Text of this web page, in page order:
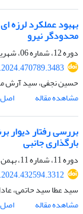
بهبود عملکرد لرزه
محدودگر نیرو
دوره 12، شماره 06، شهریور 1404، صفحه
حسین نجفی، سید آرش
مشاهده مقاله
اصل
بررسی رفتار دیوار
بارگذاری جانبی
دوره 11، شماره 11، بهمن 1403، صفحه
سید عطا سید حاتمی،
مشاهده مقاله
اصل